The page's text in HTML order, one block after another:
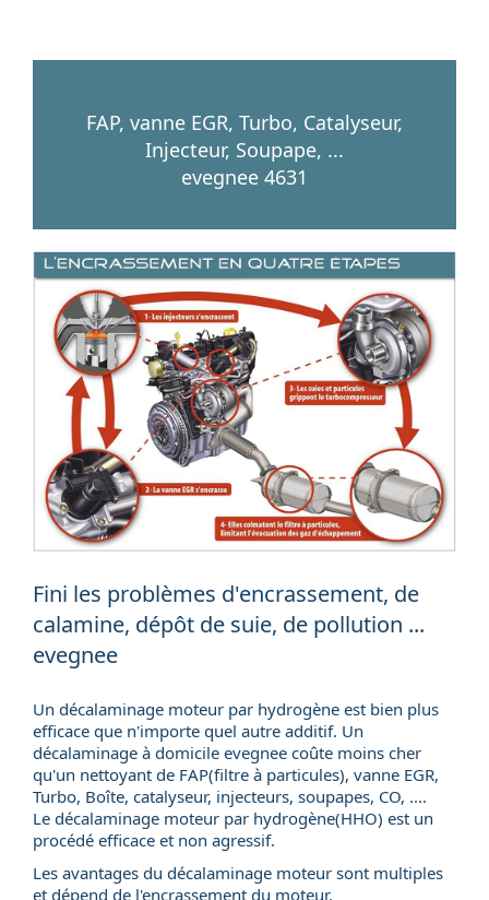
FAP, vanne EGR, Turbo, Catalyseur,
Injecteur, Soupape, ...
evegnee 4631
Fini les problèmes d'encrassement, de
calamine, dépôt de suie, de pollution ...
evegnee
Un décalaminage moteur par hydrogène est bien plus
efficace que n'importe quel autre additif. Un
décalaminage à domicile evegnee coûte moins cher
qu'un nettoyant de FAP(filtre à particules), vanne EGR,
Turbo, Boîte, catalyseur, injecteurs, soupapes, CO, ....
Le décalaminage moteur par hydrogène(HHO) est un
procédé efficace et non agressif.
Les avantages du décalaminage moteur sont multiples
et dépend de l'encrassement du moteur.